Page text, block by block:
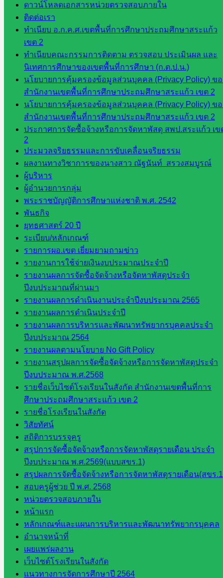
ดาวน์โหลดเอกสารหน่วยตรวจสอบภายใน
ติดต่อเรา
ทำเนียบ อ.ก.ค.ศ.เขตพื้นที่การศึกษาประถมศึกษาสระแก้ว
เขต 2
ทำเนียบคณะกรรมการติดตาม ตรวจสอบ ประเมินผล และ
นิเทศการศึกษาของเขตพื้นที่การศึกษา (ก.ต.ป.น.)
นโยบายการคุ้มครองข้อมูลส่วนบุคคล (Privacy Policy) ข
สำนักงานเขตพื้นที่การศึกษาประถมศึกษาสระแก้ว เขต 2
นโยบายการคุ้มครองข้อมูลส่วนบุคคล (Privacy Policy) ข
สำนักงานเขตพื้นที่การศึกษาประถมศึกษาสระแก้ว เขต 2
ประกาศการจัดซื้อจ้างหรือการจัดหาพัสดุ สพป.สระแก้ว เข
2
ประมวลจริยธรรมและการขับเคลื่อนจริยธรรม
ผลงานทางวิชาการของนางสาว ณัฐนันท์ สรวงสมบูรณ์
ผู้บริหาร
ผู้อำนวยการกลุ่ม
พระราชบัญญัติการศึกษาแห่งชาติ พ.ศ. 2542
พันธกิจ
ยุทธศาสตร์ 20 ปี
ระเบียบ/หลักเกณฑ์
รายการผอ.เขต เยี่ยมยามถามข่าว
รายงานการใช้จ่ายเงินงบประมาณประจำปี
รายงานผลการจัดซื้อจัดจ้างหรือจัดหาพัสดุประจำ
ปีงบประมาณที่ผ่านมา
รายงานผลการดำเนินงานประจำปีงบประมาณ 2565
รายงานผลการดำเนินประจำปี
รายงานผลการบริหารและพัฒนาทรัพยากรบุคคลประจำ
ปีงบประมาณ 2564
รายงานผลตามนโยบาย No Gift Policy
รายงานสรุปผลการจัดซื้อจัดจ้างหรือการจัดหาพัสดุประจำ
ปีงบประมาณ พ.ศ.2568
รายชื่อเว็บไซต์โรงเรียนในสังกัด สำนักงานเขตพื้นที่การ
ศึกษาประถมศึกษาสระแก้ว เขต 2
รายชื่อโรงเรียนในสังกัด
วิสัยทัศน์
สถิติการบรรจุครู
สรุปการจัดซื้อจัดจ้างหรือการจัดหาพัสดุรายเดือน ประจำ
ปีงบประมาณ พ.ศ.2569(แบบสขร.1)
สรุปผลการจัดซื้อจัดจ้างหรือการจัดหาพัสดุรายเดือน(สขร
สอบครูผู้ช่วย ปี พ.ศ. 2568
หน่วยตรวจสอบภายใน
หน้าแรก
หลักเกณฑ์และแผนการบริหารและพัฒนาทรัพยากรบุคคล
อำนาจหน้าที่
เผยแพร่ผลงาน
เว็บไซต์โรงเรียนในสังกัด
แนวทางการจัดการศึกษาปี 2564
กลุ่
มอำนวย
การ
กลุ่ม
บริหาร
งานงาน
เงินและ
สินทรัพย์
กลุ่มน
โยบาย
และแผน
เสริมการ
จัดการ
ศึกษา
กลุ่ม
บริหาร
งาน
บุคคล
กลุ่ม
พัฒนาครู
และบุ
คลากรฯ
กลุ่มนิ
เทศ
ติดตาม
และประ
เมินผลฯ
::: ©2021 sakarea2.go.th. All rights reserved. Design By SK2 ICT
TEAM :::
สอบถามได้นะคะ
Line
Tel 037-232263:
Messenger